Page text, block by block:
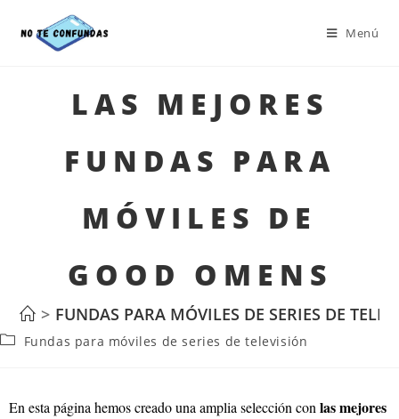
Menú
LAS MEJORES
FUNDAS PARA
MÓVILES DE
GOOD OMENS
> FUNDAS PARA MÓVILES DE SERIES DE
Fundas para móviles de series de televisión
En esta página hemos creado una amplia selección con las mejores